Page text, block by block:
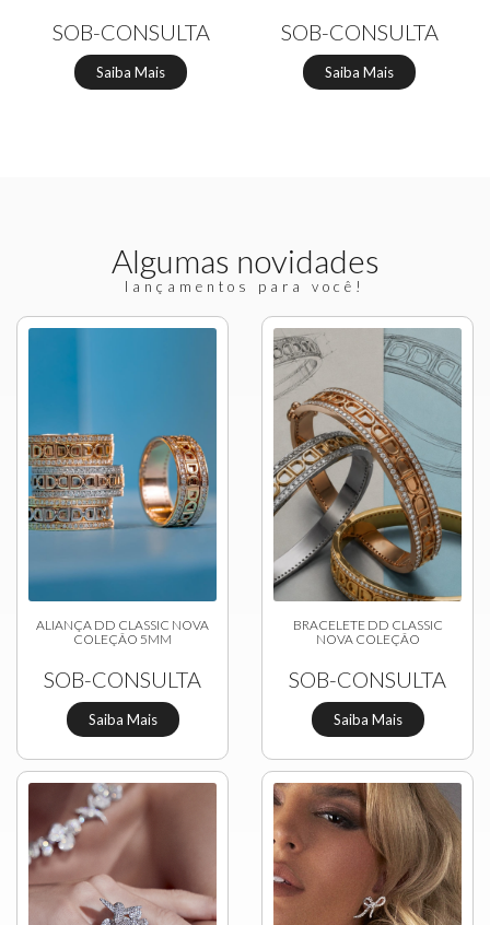
SOB-CONSULTA
Saiba Mais
SOB-CONSULTA
Saiba Mais
Algumas novidades
lançamentos para você!
ALIANÇA DD CLASSIC NOVA
COLEÇÃO 5MM
SOB-CONSULTA
Saiba Mais
BRACELETE DD CLASSIC
NOVA COLEÇÃO
SOB-CONSULTA
Saiba Mais